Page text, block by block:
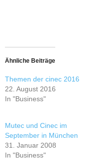
Ähnliche Beiträge
Themen der cinec 2016
22. August 2016
In "Business"
Mutec und Cinec im
September in München
31. Januar 2008
In "Business"